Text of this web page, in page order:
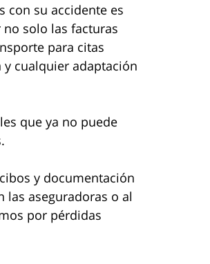
con su accidente es
solo las facturas
para citas
cualquier adaptación
que ya no puede
y documentación
las aseguradoras o al
por pérdidas